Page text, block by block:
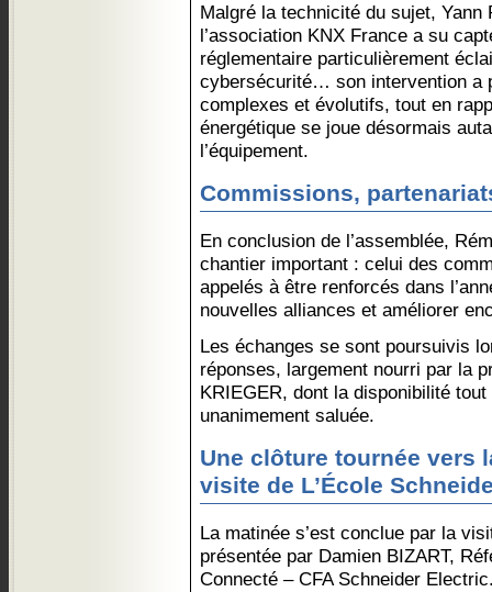
Malgré la technicité du sujet, Yann
l’association KNX France a su
réglementaire particulièrement
cybersécurité… son intervention a
complexes et évolutifs, tout en
énergétique se joue désormais
l’équipement.
Commissions,
En conclusion de l’assemblée,
chantier important : celui des
appelés à être renforcés dans
nouvelles alliances et améliorer
Les échanges se sont poursuivis
réponses, largement nourri par la
KRIEGER, dont la disponibilité tout
unanimement saluée.
Une clôture tournée vers
visite de L’École
La matinée s’est conclue par la
présentée par Damien BIZART,
Connecté – CFA Schneider